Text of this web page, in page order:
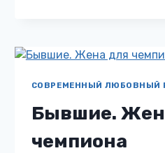
ПО-
СОВРЕМЕННЫЙ ЛЮБОВНЫЙ
Бывшие.
чемпиона